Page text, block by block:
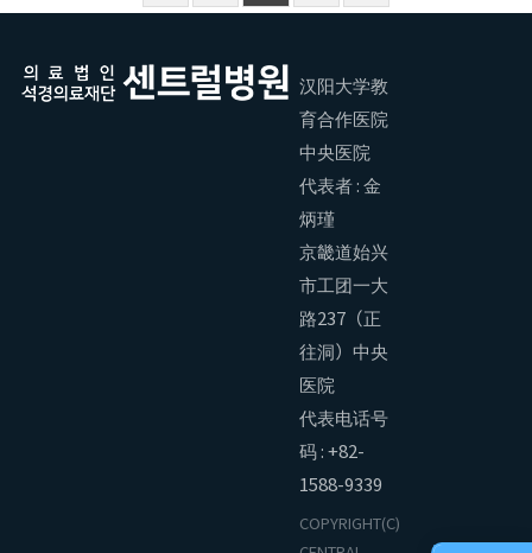
汉阳大学教
育合作医院
中央医院
代表者 : 金
炳瑾
京畿道始兴
市工团一大
路237（正
往洞）中央
医院
代表电话号
码 : +82-
1588-9339
COPYRIGHT(C)